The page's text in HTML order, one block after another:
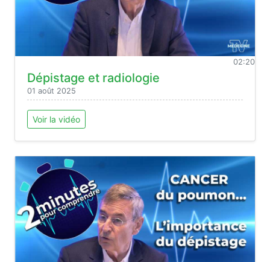
02:20
Dépistage et radiologie
01 août 2025
Voir la vidéo